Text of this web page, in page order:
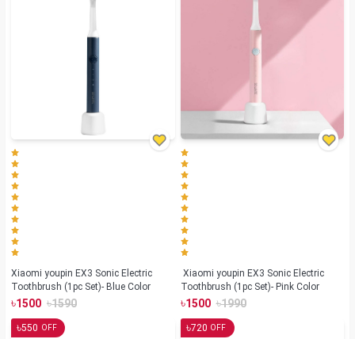
Xiaomi youpin EX3 Sonic Electric
Toothbrush (1pc Set)- Blue Color
৳1500 ৳1590
Toothbrush (1pc Set)- Pink Color
৳1500 ৳1990
৳550 OFF ৳720 OFF